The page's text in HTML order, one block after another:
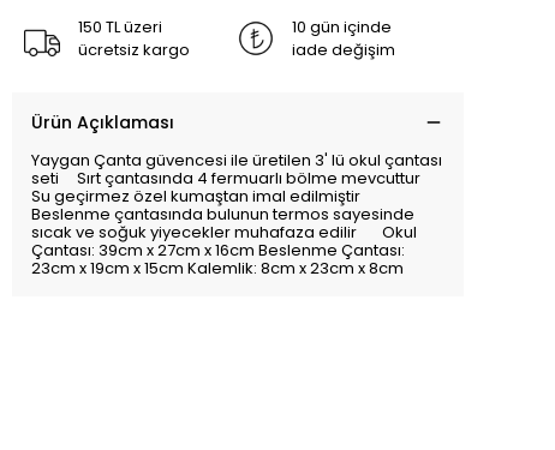
150 TL üzeri
ücretsiz kargo
10 gün içinde
iade değişim
Ürün Açıklaması
Yaygan Çanta güvencesi ile üretilen 3' lü okul çantası
seti Sırt çantasında 4 fermuarlı bölme mevcuttur
Su geçirmez özel kumaştan imal edilmiştir
Beslenme çantasında bulunun termos sayesinde
sıcak ve soğuk yiyecekler muhafaza edilir Okul
Çantası: 39cm x 27cm x 16cm Beslenme Çantası:
23cm x 19cm x 15cm Kalemlik: 8cm x 23cm x 8cm